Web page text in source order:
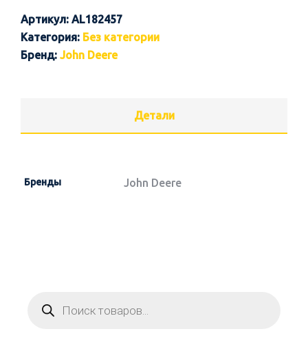
Артикул: AL182457
Категория: Без категории
Бренд: John Deere
Детали
Бренды John Deere